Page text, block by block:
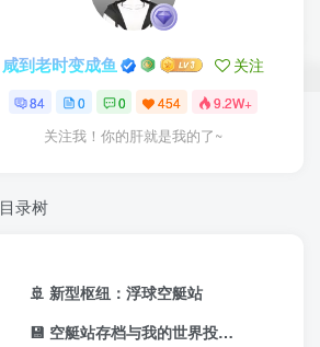
咸到老时变成鱼 关注
84 0 0 454 9.2W+
关注我！你的肝就是我的了~
目录树
🚢 新型枢纽：浮球空艇站
💾 空艇站存档与我的世界投影文件